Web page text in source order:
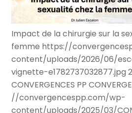
Impact de la chirurgie sur la
femme https://
content/uploads/2026/06/
vignette-e1782737032877.jpg
CONVERGENCES PP
//convergencespp.com/wp-
content/uploads/2025/03/